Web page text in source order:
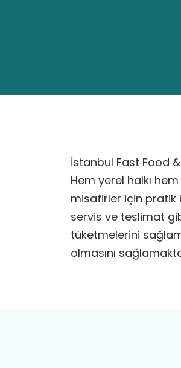
İstanbul Fast Food
Hem yerel halkı
misafirler için pratik
servis ve teslimat
tüketmelerini
olmasını